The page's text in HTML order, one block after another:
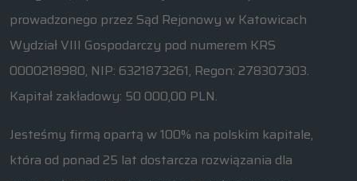
prowadzonego przez Sąd Rejonowy w Katowicach
Wydział VIII Gospodarczy pod numerem KRS
0000218980, NIP: 6321873261, Regon: 278307303.
Kapitał zakładowy: 50 000,00 PLN.
Jesteśmy firmą opartą w 100% na polskim kapitale,
która od ponad 25 lat dostarcza rozwiązania dla